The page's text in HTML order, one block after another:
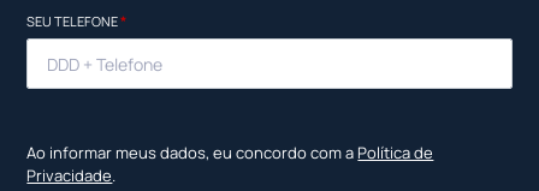
SEU TELEFONE*
Ao informar meus dados, eu concordo com a Política de
Privacidade.